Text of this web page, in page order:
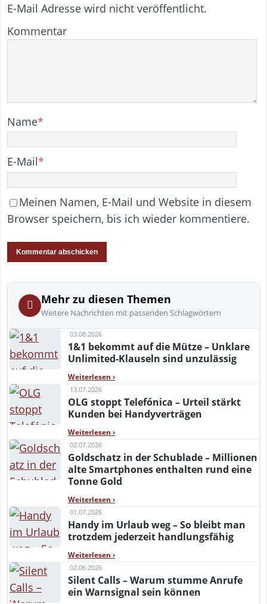
E-Mail Adresse wird nicht veröffentlicht.
Kommentar
Name*
E-Mail*
Meinen Namen, E-Mail und Website in diesem
Browser speichern, bis ich wieder kommentiere.
Mehr zu diesen Themen
Weitere Nachrichten mit passenden Schlagwörtern
03.08.2026
1&1 bekommt auf die Mütze – Unklare
Unlimited-Klauseln sind unzulässig
Weiterlesen ›
13.07.2026
OLG stoppt Telefónica – Urteil stärkt
Kunden bei Handyverträgen
Weiterlesen ›
02.07.2026
Goldschatz in der Schublade – Millionen
alte Smartphones enthalten rund eine
Tonne Gold
Weiterlesen ›
01.07.2026
Handy im Urlaub weg – So bleibt man
trotzdem jederzeit handlungsfähig
Weiterlesen ›
02.06.2026
Silent Calls – Warum stumme Anrufe
ein Warnsignal sein können